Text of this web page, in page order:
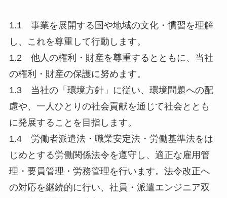
1.1 事業を展開する国や地域の文化・慣習を理解
し、これを尊重して行動します。
1.2 他人の権利・財産を尊重するとともに、当社
の権利・財産の保護に努めます。
1.3 当社の「環境方針」に従い、環境問題への配
慮や、一人ひとりの社会貢献を通じて社会ととも
に発展することを目指します。
1.4 労働者派遣法・職業安定法・労働基準法をは
じめとする労働関係法令を遵守し、適正な雇用管
理・要員管理・労務管理を行います。法令改正へ
の対応を継続的に行い、社員・派遣エンジニア双